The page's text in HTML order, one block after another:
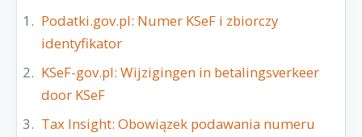
Podatki.gov.pl: Numer KSeF i zbiorczy
identyfikator
KSeF-gov.pl: Wijzigingen in betalingsverkeer
door KSeF
Tax Insight: Obowiązek podawania numeru